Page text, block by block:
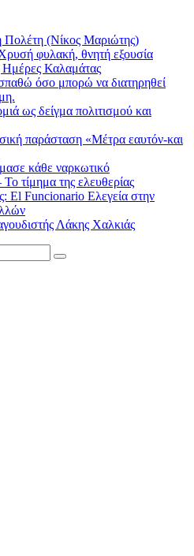
Πολέτη (Νίκος Μαριώτης)
φυλακή, θνητή εξουσία
Ημέρες Καλαμάτας
όσο μπορώ να διατηρηθεί
ως δείγμα πολιτισμού και
παράσταση «Μέτρα εαυτόν-και
κάθε ναρκωτικό
τίμημα της ελευθερίας
El Funcionario Ελεγεία στην
Λάκης Χαλκιάς